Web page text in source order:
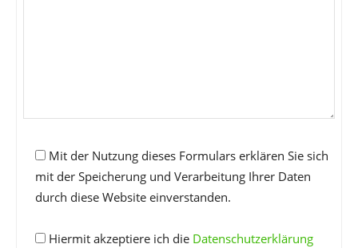
Mit der Nutzung dieses Formulars erklären Sie sich
mit der Speicherung und Verarbeitung Ihrer Daten
durch diese Website einverstanden.
Hiermit akzeptiere ich die Datenschutzerklärung